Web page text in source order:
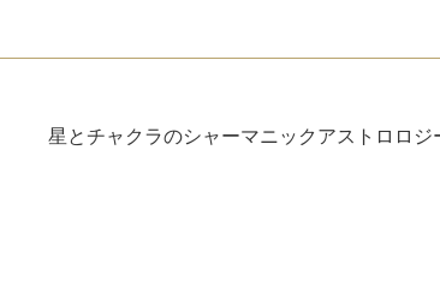
星とチャクラのシャーマニックアストロロジ